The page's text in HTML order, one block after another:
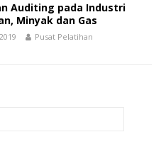
Auditing pada Industri
Minyak dan Gas
Pusat Pelatihan